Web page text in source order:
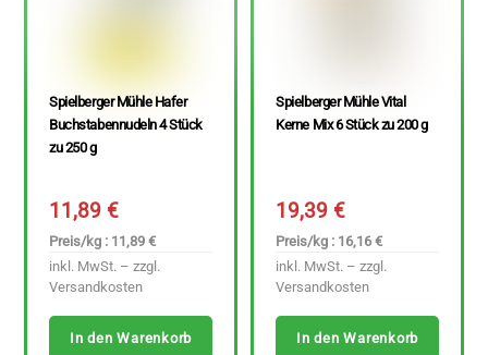
Spielberger Mühle Hafer
Buchstabennudeln 4 Stück
zu 250 g
11,89€
Preis/kg : 11,89 €
inkl. MwSt. – zzgl.
Versandkosten
In den Warenkorb
Spielberger Mühle Vital
Kerne Mix 6 Stück zu 200 g
19,39€
Preis/kg : 16,16 €
inkl. MwSt. – zzgl.
Versandkosten
In den Warenkorb